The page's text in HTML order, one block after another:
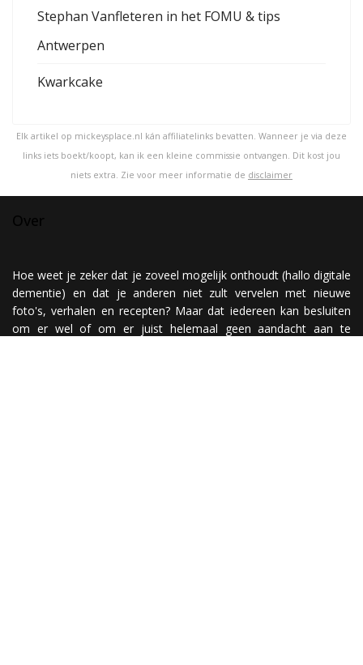
Stephan Vanfleteren in het FOMU & tips
Antwerpen
Kwarkcake
Elk artikel op mickeysplace.nl kán affiliatelinks bevatten. Wanneer je via deze
links iets boekt/koopt, kan ik een kleine commissie ontvangen. Dit kost jou
niets extra. Zie voor meer informatie de disclaimer
Hoe weet je zeker dat je zoveel mogelijk onthoudt (hallo digitale
dementie) en dat je anderen niet zult vervelen met nieuwe
foto's, verhalen en recepten? Maar dat iedereen kan besluiten
om er wel of om er juist helemaal geen aandacht aan te